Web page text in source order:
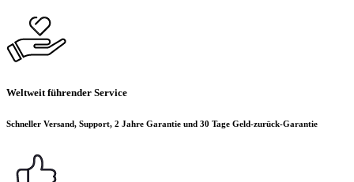
Weltweit führender Service
Schneller Versand, Support, 2 Jahre Garantie und 30 Tage Geld-zurück-Garantie